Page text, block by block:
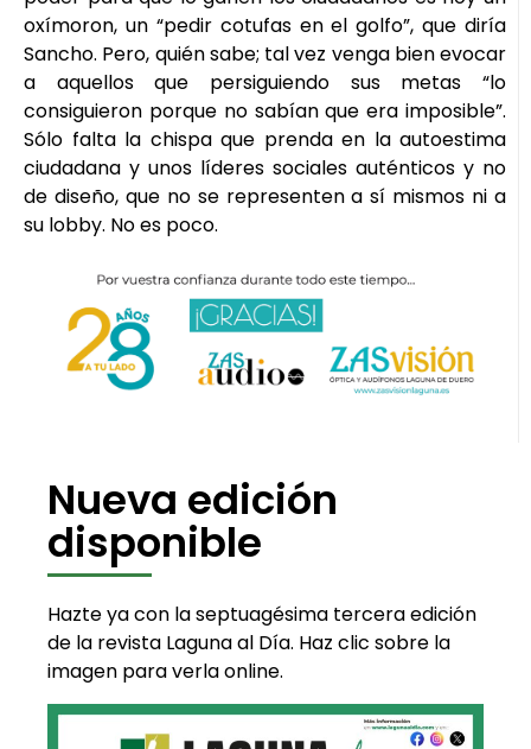
oxímoron, un “pedir cotufas en el golfo”, que diría
Sancho. Pero, quién sabe; tal vez venga bien evocar
a aquellos que persiguiendo sus metas “lo
consiguieron porque no sabían que era imposible”.
Sólo falta la chispa que prenda en la autoestima
ciudadana y unos líderes sociales auténticos y no
de diseño, que no se representen a sí mismos ni a
su lobby. No es poco.
Nueva edición
disponible
Hazte ya con la septuagésima tercera edición
de la revista Laguna al Día. Haz clic sobre la
imagen para verla online.